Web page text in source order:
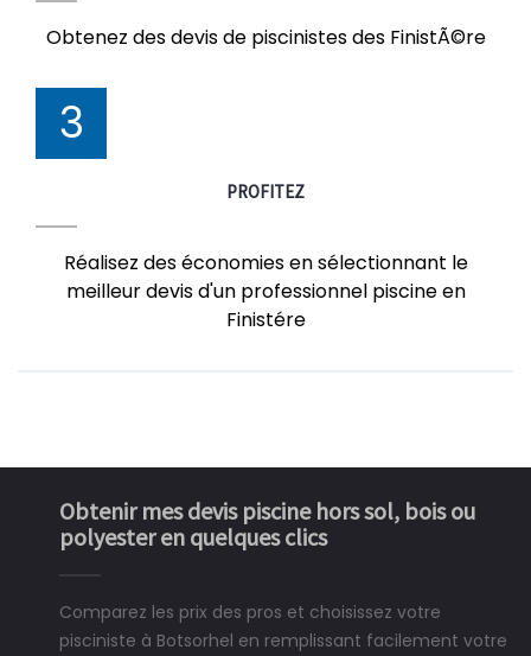
Obtenez des devis de piscinistes des FinistÃ©re
3
PROFITEZ
Réalisez des économies en sélectionnant le
meilleur devis d'un professionnel piscine en
Finistére
Obtenir mes devis piscine hors sol, bois ou
polyester en quelques clics
Comparez les prix des pros et choisissez votre
pisciniste à Botsorhel en remplissant facilement votre